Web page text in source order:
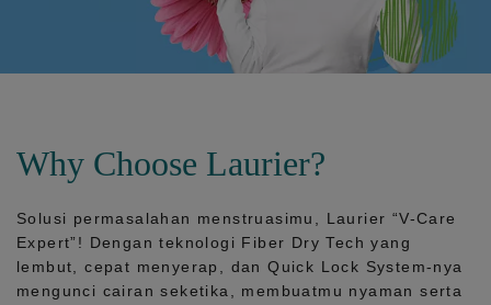
Why Choose Laurier?
Solusi permasalahan menstruasimu, Laurier “V-Care
Expert”! Dengan teknologi Fiber Dry Tech yang
lembut, cepat menyerap, danQuick Lock System-nya
mengunci cairan seketika, membuatmu nyaman serta